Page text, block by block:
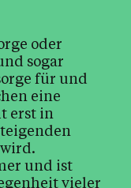
Aktionen
oder
sogar
für und
eine
erst in
und ist
vieler